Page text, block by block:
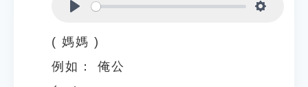
( 媽媽 )
例如：
俺公